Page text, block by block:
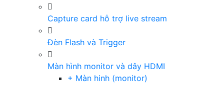
Capture card hỗ trợ live stream
Đèn Flash và Trigger
Màn hình monitor và dây HDMI
+ Màn hinh (monitor)